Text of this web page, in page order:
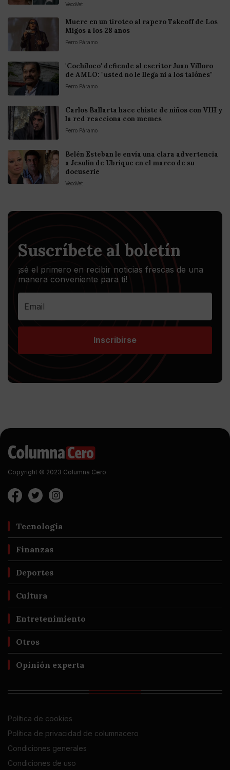
VecoVet
Muere en un tiroteo al rapero Takeoff de Los
Migos a los 28 años
Perro Páramo
'Cochiloco' defiende al escritor Juan Villoro
de AMLO: "usted no le llega ni a los talónes"
Perro Páramo
Carlos Ballarta hace chiste de niños con VIH y
la red reacciona con memes
Perro Páramo
Belén Esteban le envía una clara advertencia
a Jesulín de Ubrique en el marco de su
docuserie
VecoVet
Suscríbete al boletín
¡sé el primero en recibir noticias frescas de una
manera conveniente para ti!
Inscribirse
Copyright © 2023 Columna Cero
Tecnología
Finanzas
Deportes
Cultura
Entretenimiento
Otros
Opinión experta
Política de cookies
Política de privacidad de columnacero
Condiciones generales
Condiciones de uso